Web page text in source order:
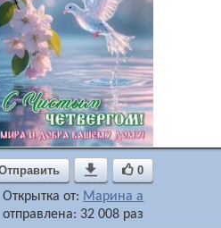
 0
Открытка от: Марина а
отправлена: 32 008 раз